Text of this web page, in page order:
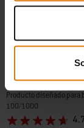
Funda Premium
Producto diseñado para
100/1000
4.7